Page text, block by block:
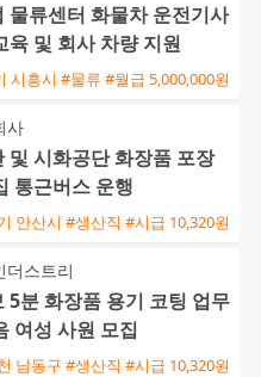
물류센터 화물차 운전기사
육 및 회사 차량 지원
시흥시 #물류 #월급 5,000,000원
사
및 시화공단 화장품 포장
통근버스 운행
안산시 #생산직 #시급 10,320원
더스트리
5분 화장품 용기 코팅 업무
여성 사원 모집
남동구 #생산직 #시급 10,320원